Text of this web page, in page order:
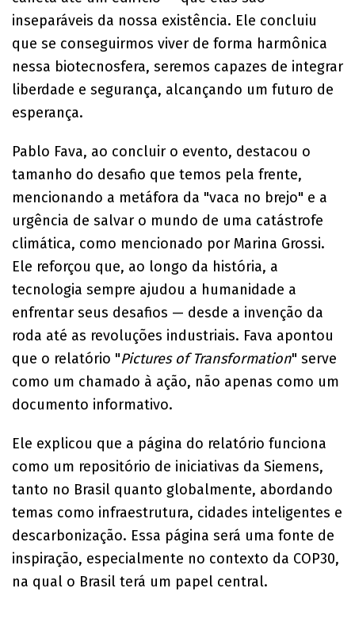
inseparáveis da nossa existência. Ele concluiu
que se conseguirmos viver de forma harmônica
nessa biotecnosfera, seremos capazes de integrar
liberdade e segurança, alcançando um futuro de
esperança.
Pablo Fava, ao concluir o evento, destacou o
tamanho do desafio que temos pela frente,
mencionando a metáfora da "vaca no brejo" e a
urgência de salvar o mundo de uma catástrofe
climática, como mencionado por Marina Grossi.
Ele reforçou que, ao longo da história, a
tecnologia sempre ajudou a humanidade a
enfrentar seus desafios — desde a invenção da
roda até as revoluções industriais. Fava apontou
que o relatório "Pictures of Transformation" serve
como um chamado à ação, não apenas como um
documento informativo.
Ele explicou que a página do relatório funciona
como um repositório de iniciativas da Siemens,
tanto no Brasil quanto globalmente, abordando
temas como infraestrutura, cidades inteligentes e
descarbonização. Essa página será uma fonte de
inspiração, especialmente no contexto da COP30,
na qual o Brasil terá um papel central.